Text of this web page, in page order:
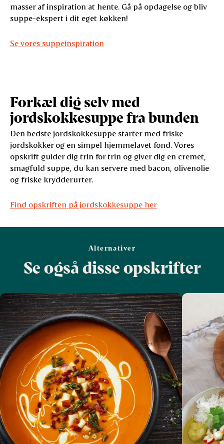
masser af inspiration at hente. Gå på opdagelse og bliv
suppe-ekspert i dit eget køkken!
Se vores suppeinspiration
Forkæl dig selv med
jordskokkesuppe fra bunden
Den bedste jordskokkesuppe starter med friske
jordskokker og en simpel hjemmelavet fond. Vores
opskrift guider dig trin for trin og giver dig en cremet,
smagfuld suppe, du kan servere med bacon, olivenolie
og friske krydderurter.
Find opskriften på jordskokkesuppe her
Alternativer
Se også disse opskrifter